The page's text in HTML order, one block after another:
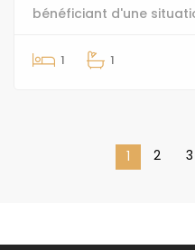
bénéficiant d'une
1 1
1 2 3